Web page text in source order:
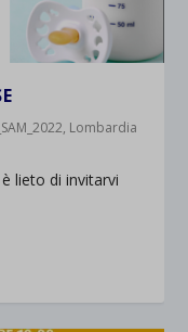
, Lombardia
lieto di invitarvi